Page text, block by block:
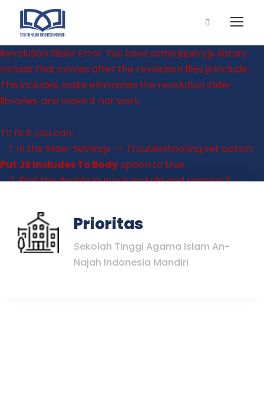
Revolution Slider Error: You have some jquery.js library
include that comes after the revolution files js include.
This includes make eliminates the revolution slider
libraries, and make it not work.
To fix it you can:
1. In the Slider Settings -> Troubleshooting set option:
Put JS Includes To Bodyoption to true.
2. Find the double jquery.js include and remove it.
Prioritas
Sekolah Tinggi Agama Islam An-
Najah Indonesia Mandiri